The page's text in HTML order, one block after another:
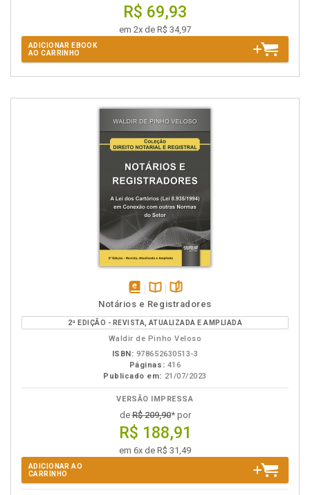
R$ 69,93
em 2x de R$ 34,97
ADICIONAR EBOOK
AO CARRINHO
disponível
em
eBook
Disponível
na
B.V.
páginas
Notários e Registradores
2ª EDIÇÃO - REVISTA, ATUALIZADA E AMPLIADA
Waldir de Pinho Veloso
ISBN: 978652630513-3
Páginas: 416
Publicado em: 21/07/2023
VERSÃO IMPRESSA
deR$ 209,90* por
R$ 188,91
em 6x de R$ 31,49
ADICIONAR AO
CARRINHO